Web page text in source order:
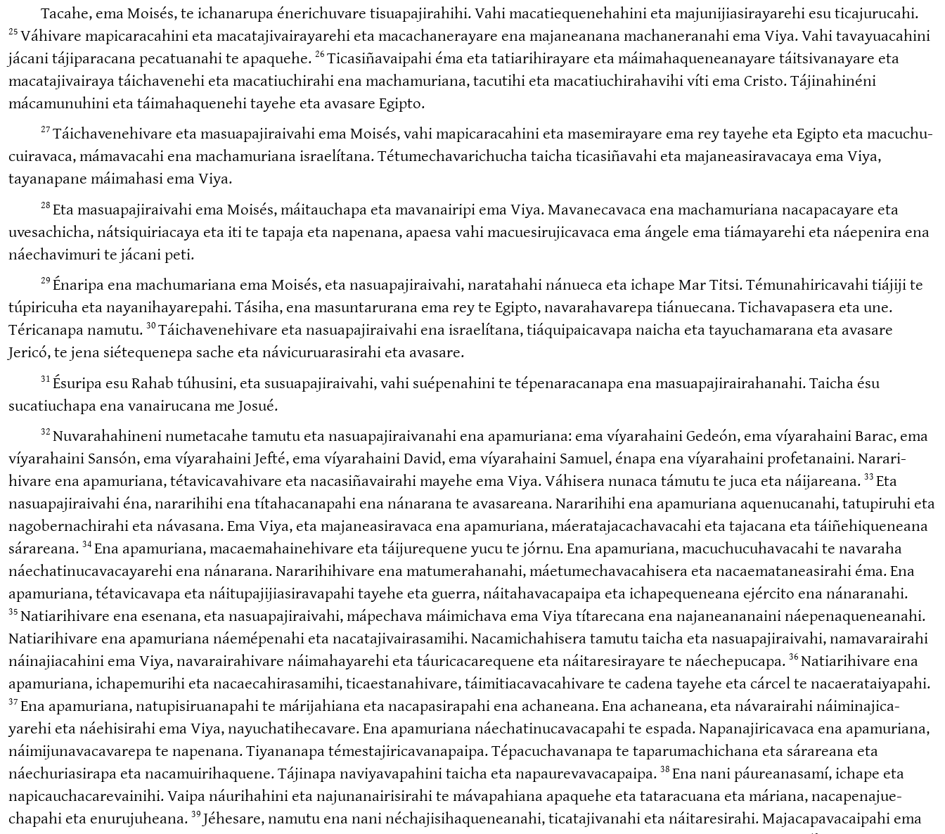
Tacahe, ema Moisés, te ichanarupa éneri­chuvare tisuapa­ji­rahihi. Vahi macatie­que­ne­hahini eta majuni­jia­si­ra­yarehi esu ticaju­rucahi.
25 Váhivare mapica­ra­cahini eta macata­ji­vai­ra­yarehi eta macacha­ne­rayare ena majaneanana machane­ranahi ema Viya. Vahi tavayua­cahini
jácani tájipa­racana pecatuanahi te apaquehe. 26 Ticasi­ña­vaipahi éma eta tatiari­hi­rayare eta máimaha­que­nea­nayare táitsiva­nayare eta
macata­ji­vairaya táichavenehi eta macatiu­chirahi ena machamuriana, tacutihi eta macatiu­chi­ra­havihi víti ema Cristo. Tájina­hinéni
mácamu­nuhini eta táimaha­quenehi tayehe eta avasare Egipto.
27 Táichave­ne­hivare eta masuapa­ji­raivahi ema Moisés, vahi mapica­ra­cahini eta masemi­rayare ema rey tayehe eta Egipto eta macuchu­
cui­ravaca, mámavacahi ena machamuriana israelítana. Tétume­cha­va­richucha taicha ticasi­ñavahi eta majanea­si­ra­vacaya ema Viya,
tayanapane máimahasi ema Viya.
28 Eta masuapa­ji­raivahi ema Moisés, máitauchapa eta mavanairipi ema Viya. Mavane­cavaca ena machamuriana nacapa­cayare eta
uvesachicha, nátsiqui­riacaya eta iti te tapaja eta napenana, apaesa vahi macuesi­ru­ji­cavaca ema ángele ema tiámayarehi eta náepenira ena
náechavimuri te jácani peti.
29 Énaripa ena machumariana ema Moisés, eta nasuapa­ji­raivahi, naratahahi nánueca eta ichape Mar Titsi. Témuna­hi­ri­cavahi tiájiji te
túpiricuha eta nayani­ha­ya­repahi. Tásiha, ena masunta­rurana ema rey te Egipto, navara­ha­varepa tiánuecana. Tichava­pasera eta une.
Téricanapa namutu. 30 Táichave­ne­hivare eta nasuapa­ji­raivahi ena israelítana, tiáquipai­cavapa naicha eta tayucha­marana eta avasare
Jericó, te jena siétequenepa sache eta návicu­rua­ra­sirahi eta avasare.
31 Ésuripa esu Rahab túhusini, eta susuapa­ji­raivahi, vahi suépenahini te tépena­ra­canapa ena masuapa­ji­rai­ra­hanahi. Taicha ésu
sucatiuchapa ena vanairucana me Josué.
32 Nuvara­ha­hineni numetacahe tamutu eta nasuapa­ji­rai­vanahi ena apamuriana: ema víyarahaini Gedeón, ema víyarahaini Barac, ema
víyarahaini Sansón, ema víyarahaini Jefté, ema víyarahaini David, ema víyarahaini Samuel, énapa ena víyarahaini profetanaini. Narari­
hivare ena apamuriana, tétavi­ca­va­hivare eta nacasi­ña­vairahi mayehe ema Viya. Váhisera nunaca támutu te juca eta náijareana. 33 Eta
nasuapa­ji­raivahi éna, nararihihi ena títaha­ca­napahi ena nánarana te avasareana. Nararihihi ena apamuriana aquenu­canahi, tatupiruhi eta
nagobe­rna­chirahi eta návasana. Ema Viya, eta majanea­si­ravaca ena apamuriana, máerata­ja­ca­cha­vacahi eta tajacana eta táiñehi­queneana
sárareana. 34 Ena apamuriana, macaema­hai­ne­hivare eta táijurequene yucu te jórnu. Ena apamuriana, macuchu­cu­ha­vacahi te navaraha
náechati­nu­ca­va­ca­yarehi ena nánarana. Narari­hi­hivare ena matume­ra­hanahi, máetume­cha­va­ca­hisera eta nacaema­ta­nea­sirahi éma. Ena
apamuriana, tétavi­cavapa eta náitupa­ji­jia­si­ra­vapahi tayehe eta guerra, náitaha­va­capaipa eta ichape­queneana ejército ena nánaranahi.
35 Natiari­hivare ena esenana, eta nasuapa­ji­raivahi, mápechava máimichava ema Viya títarecana ena najanea­nanaini náepena­que­neanahi.
Natiari­hivare ena apamuriana náemépenahi eta nacata­ji­vai­ra­samihi. Nacami­cha­hisera tamutu taicha eta nasuapa­ji­raivahi, namava­rairahi
náinajia­cahini ema Viya, navarai­ra­hivare náimaha­yarehi eta táurica­ca­requene eta náitare­si­rayare te náechepucapa. 36 Natiari­hivare ena
apamuriana, ichape­murihi eta nacaeca­hi­ra­samihi, ticaesta­na­hivare, táimitia­ca­va­ca­hivare te cadena tayehe eta cárcel te nacaera­tai­yapahi.
37 Ena apamuriana, natupi­si­rua­napahi te márijahiana eta nacapa­si­rapahi ena achaneana. Ena achaneana, eta návarairahi náimina­ji­ca­
yarehi eta náehisirahi ema Viya, nayucha­ti­he­cavare. Ena apamuriana náechati­nu­ca­va­capahi te espada. Napana­ji­ri­cavaca ena apamuriana,
náimiju­na­va­ca­varepa te napenana. Tiyananapa témesta­ji­ri­ca­va­napaipa. Tépacu­cha­vanapa te taparu­ma­chichana eta sárareana eta
náechuria­sirapa eta nacamui­ri­haquene. Tájinapa naviya­va­pahini taicha eta napaure­va­va­capaipa. 38 Ena nani páureanasamí, ichape eta
napicau­cha­ca­re­vainihi. Vaipa náurihahini eta najuna­nai­ri­sirahi te mávapahiana apaquehe eta tataracuana eta máriana, nacape­na­jue­
chapahi eta enuru­juheana. 39 Jéhesare, namutu ena nani néchaji­si­ha­que­neanahi, ticata­ji­vanahi eta náitare­sirahi. Majaca­pa­va­caipahi ema